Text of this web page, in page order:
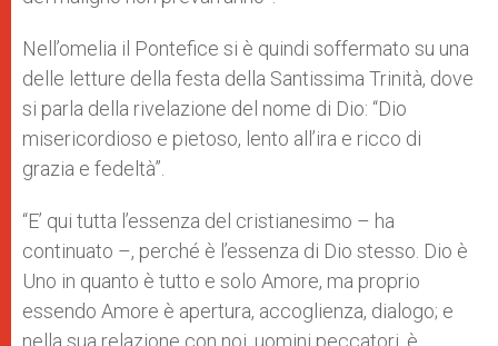
Nell’omelia il Pontefice si è quindi soffermato su una
delle letture della festa della Santissima Trinità, dove
si parla della rivelazione del nome di Dio: “Dio
misericordioso e pietoso, lento all’ira e ricco di
grazia e fedeltà”.
“E’ qui tutta l’essenza del cristianesimo – ha
continuato –, perché è l’essenza di Dio stesso. Dio è
Uno in quanto è tutto e solo Amore, ma proprio
essendo Amore è apertura, accoglienza, dialogo; e
nella sua relazione con noi, uomini peccatori, è